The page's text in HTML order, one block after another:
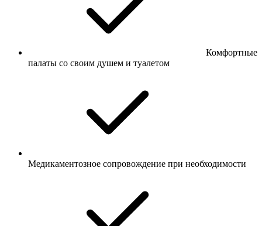
Комфортные
палаты со своим душем и туалетом
Медикаментозное сопровождение при необходимости